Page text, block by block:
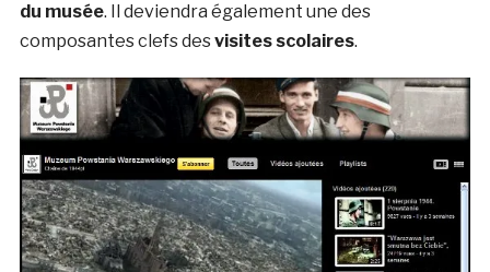
du musée. Il deviendra également une des
composantes clefs desvisites scolaires.